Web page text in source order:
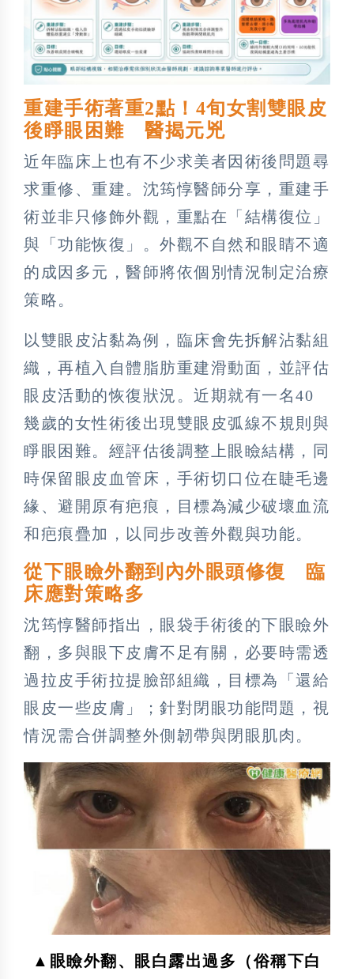
重建手術著重2點！4旬女割雙眼皮
後睜眼困難 醫揭元兇
近年臨床上也有不少求美者因術後問題尋
求重修、重建。沈筠惇醫師分享，重建手
術並非只修飾外觀，重點在「結構復位」
與「功能恢復」。外觀不自然和眼睛不適
的成因多元，醫師將依個別情況制定治療
策略。
以雙眼皮沾黏為例，臨床會先拆解沾黏組
織，再植入自體脂肪重建滑動面，並評估
眼皮活動的恢復狀況。近期就有一名40
幾歲的女性術後出現雙眼皮弧線不規則與
睜眼困難。經評估後調整上眼瞼結構，同
時保留眼皮血管床，手術切口位在睫毛邊
緣、避開原有疤痕，目標為減少破壞血流
和疤痕疊加，以同步改善外觀與功能。
從下眼瞼外翻到內外眼頭修復 臨
床應對策略多
沈筠惇醫師指出，眼袋手術後的下眼瞼外
翻，多與眼下皮膚不足有關，必要時需透
過拉皮手術拉提臉部組織，目標為「還給
眼皮一些皮膚」；針對閉眼功能問題，視
情況需合併調整外側韌帶與閉眼肌肉。
▲眼瞼外翻、眼白露出過多（俗稱下白